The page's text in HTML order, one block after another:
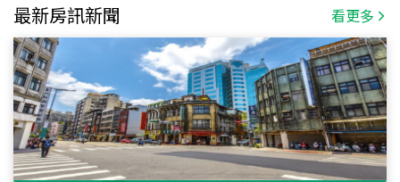
最新房訊新聞 看更多